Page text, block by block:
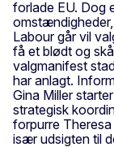
forlade EU. Dog
Labour går vil
få et blødt og
valgmanifest
har anlagt.
Gina Miller
strategisk
forpurre
især udsigten til